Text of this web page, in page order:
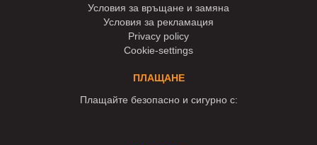
Условия за връщане и замяна
Условия за рекламация
Privacy policy
Cookie-settings
ПЛАЩАНЕ
Плащайте безопасно и сигурно с: